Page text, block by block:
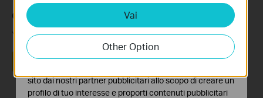
Questa faq è utile?
Your feedback helps improve this site.
Sì No
Vai
Other Option
Analytics e Marketing Cookies
I cookies analitici ci permettono di analizzare le tue
attività sul nostro sito allo scopo di migliorarne le
funzionalità.
sito dai nostri partner pubblicitari allo scopo di creare un
profilo di tuo interesse e proporti contenuti pubblicitari